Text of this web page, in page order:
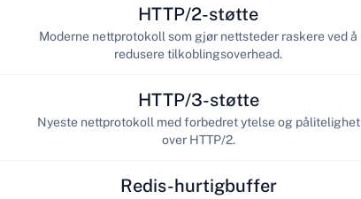
HTTP/2-støtte
Moderne nettprotokoll som gjør nettsteder raskere ved å
redusere tilkoblingsoverhead.
HTTP/3-støtte
Nyeste nettprotokoll med forbedret ytelse og pålitelighet
over HTTP/2.
Redis-hurtigbuffer